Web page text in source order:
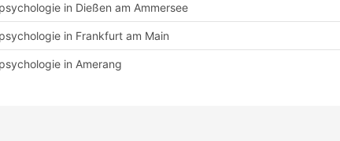
in Dießen am Ammersee
in Frankfurt am Main
in Amerang